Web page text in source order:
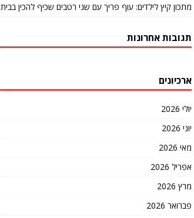
מתכון קיץ לילדים: עוף פריך עם שני רטבים שכיף להכין בבית
תגובות אחרונות
ארכיונים
יולי 2026
יוני 2026
מאי 2026
אפריל 2026
מרץ 2026
פברואר 2026